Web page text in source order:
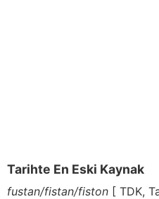
Tarihte En Eski Kaynak
fustan/fistan/fiston [ TDK,